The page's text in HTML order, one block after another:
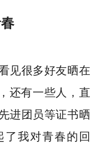
见很多好友晒在
还有一些人，直
进团员等证书晒
我对青春的回